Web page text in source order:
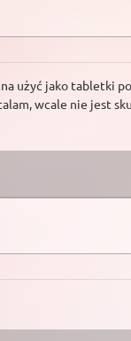
użyć jako tabletki
wcale nie jest